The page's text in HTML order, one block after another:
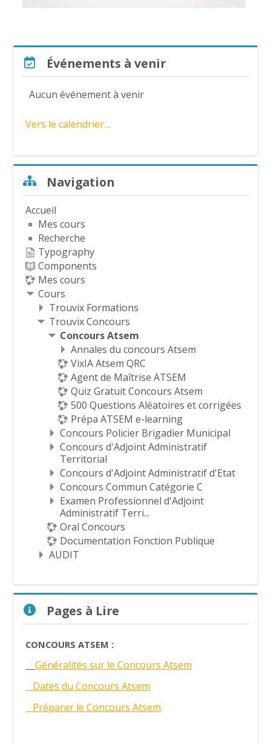
a
v
d
é
o
Événements à venir
Aucun événement à venir
Vers le calendrier…
Navigation
Accueil
Mes cours
Recherche
Typography
Components
Mes cours
Cours
Trouvix Formations
Trouvix Concours
Concours Atsem
Annales du concours Atsem
VixIA Atsem QRC
Agent de Maîtrise ATSEM
Quiz Gratuit Concours Atsem
500 Questions Aléatoires et corrigées
Prépa ATSEM e-learning
Concours Policier Brigadier Municipal
Concours d'Adjoint Administratif
Territorial
Concours d'Adjoint Administratif d'Etat
Concours Commun Catégorie C
Examen Professionnel d'Adjoint
Administratif Terri...
Oral Concours
Documentation Fonction Publique
AUDIT
Pages à Lire
CONCOURS ATSEM :
Généralités sur le Concours Atsem
Dates du Concours Atsem
Préparer le Concours Atsem